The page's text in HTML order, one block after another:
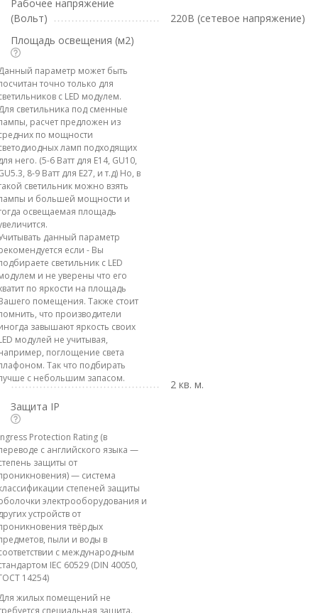
Рабочее напряжение
(Вольт)
220В (сетевое напряжение)
Площадь освещения (м2)
параметр может быть
точно только для
с LED модулем.
светильника под сменные
расчет предложен из
по мощности
ламп подходящих
него. (5-6 Ватт для E14, GU10,
8-9 Ватт для E27, и т.д) Но, в
светильник можно взять
и большей мощности и
освещаемая площадь
данный параметр
если - Вы
светильник с LED
и не уверены что его
по яркости на площадь
помещения. Также стоит
что производители
завышают яркость своих
модулей не учитывая,
поглощение света
Так что подбирать
с небольшим запасом.
2 кв. м.
Защита IP
Protection Rating (в
с английского языка —
защиты от
— система
степеней защиты
электрооборудования и
устройств от
твёрдых
пыли и воды в
с международным
IEC 60529 (DIN 40050,
14254)
жилых помещений не
специальная защита.